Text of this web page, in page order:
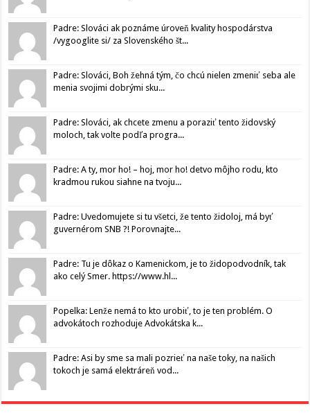
Padre: Slováci ak poznáme úroveň kvality hospodárstva
/vygooglite si/ za Slovenského št...
Padre: Slováci, Boh žehná tým, čo chcú nielen zmeniť seba ale
menia svojimi dobrými sku...
Padre: Slováci, ak chcete zmenu a poraziť tento židovský
moloch, tak volte podľa progra...
Padre: A ty, mor ho! – hoj, mor ho! detvo môjho rodu, kto
kradmou rukou siahne na tvoju...
Padre: Uvedomujete si tu všetci, že tento židoloj, má byť
guvernérom SNB ?! Porovnajte...
Padre: Tu je dôkaz o Kamenickom, je to židopodvodník, tak
ako celý Smer. https://www.hl...
Popelka: Lenže nemá to kto urobiť, to je ten problém. O
advokátoch rozhoduje Advokátska k...
Padre: Asi by sme sa mali pozrieť na naše toky, na našich
tokoch je samá elektráreň vod...